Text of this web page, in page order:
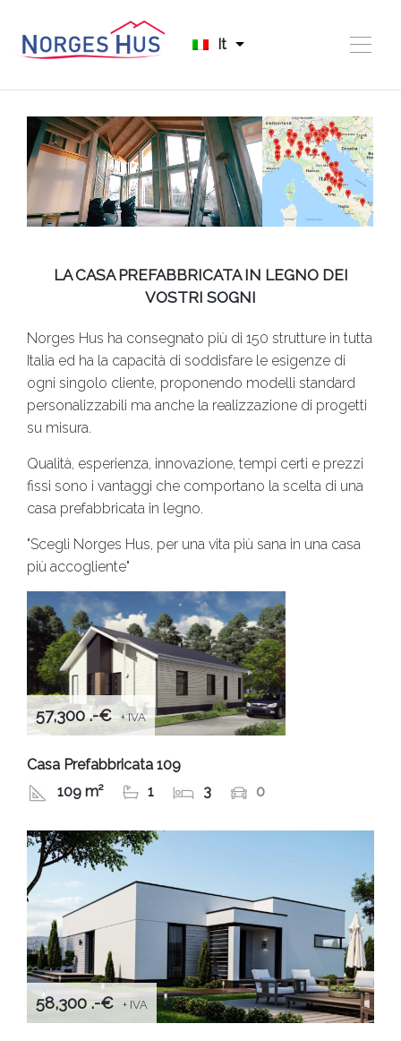
It
LA CASA PREFABBRICATA IN LEGNO DEI
VOSTRI SOGNI
Norges Hus ha consegnato più di 150 strutture in tutta
Italia ed ha la capacità di soddisfare le esigenze di
ogni singolo cliente, proponendo modelli standard
personalizzabili ma anche la realizzazione di progetti
su misura.
Qualità, esperienza, innovazione, tempi certi e prezzi
fissi sono i vantaggi che comportano la scelta di una
casa prefabbricata in legno.
"Scegli Norges Hus, per una vita più sana in una casa
più accogliente"
57,300 .-€ + IVA
Casa Prefabbricata 109
109 m²
1 3 0
58,300 .-€ + IVA